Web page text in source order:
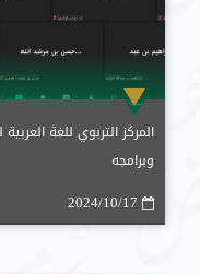
المركز التربوي للغة
وبرامجه
2024/10/17